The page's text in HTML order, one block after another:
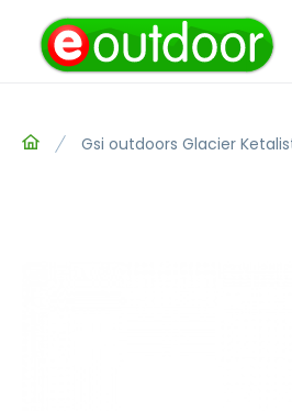
Gsi outdoors Glacier